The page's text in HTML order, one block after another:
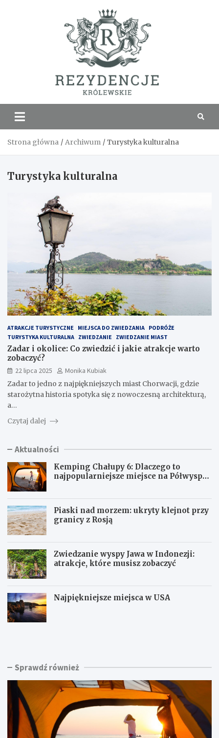
Strona główna Archiwum Turystyka kulturalna
Turystyka kulturalna
ATRAKCJE TURYSTYCZNE MIEJSCA DO ZWIEDZANIA PODRÓŻE
TURYSTYKA KULTURALNA ZWIEDZANIE ZWIEDZANIE MIAST
Zadar i okolice: Co zwiedzić i jakie atrakcje warto
zobaczyć?
22 lipca 2025
Monika Kubiak
Zadar to jedno z najpiękniejszych miast Chorwacji, gdzie
starożytna historia spotyka się z nowoczesną architekturą,
a…
Czytaj dalej
Aktualności
Kemping Chałupy 6: Dlaczego to
najpopularniejsze miejsce na Półwyspie
Piaski nad morzem: ukryty klejnot przy
granicy z Rosją
Zwiedzanie wyspy Jawa w Indonezji:
atrakcje, które musisz zobaczyć
Najpiękniejsze miejsca w USA
K
n
a
ł
u
p
P
i
m
o
r
z
Sprawdź również